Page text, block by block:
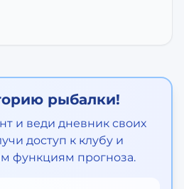
рыбалки!
и веди дневник своих
доступ к клубу и
функциям прогноза.